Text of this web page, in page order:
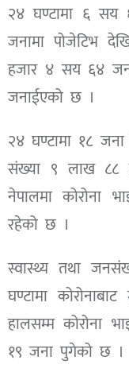
२४ घण्टामा ६ सय
जनामा पोजेटिभ
हजार ४ सय ६४
जनाईएको छ ।
२४ घण्टामा १८
संख्या ९ लाख
नेपालमा कोरोना
रहेको छ ।
स्वास्थ्य तथा
घण्टामा
हालसम्म कोरोना
१९ जना पुगेको छ ।